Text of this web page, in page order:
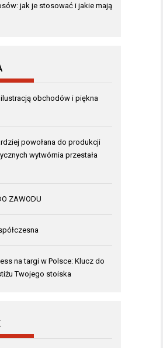
jak je stosować i jakie mają
obchodów i piękna
powołana do produkcji
wytwórnia przestała
ZAWODU
na targi w Polsce: Klucz do
Twojego stoiska